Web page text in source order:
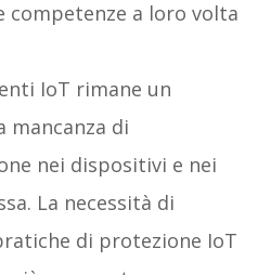
competenze a loro volta
IoT rimane un
mancanza di
nei dispositivi e nei
La necessità di
di protezione IoT